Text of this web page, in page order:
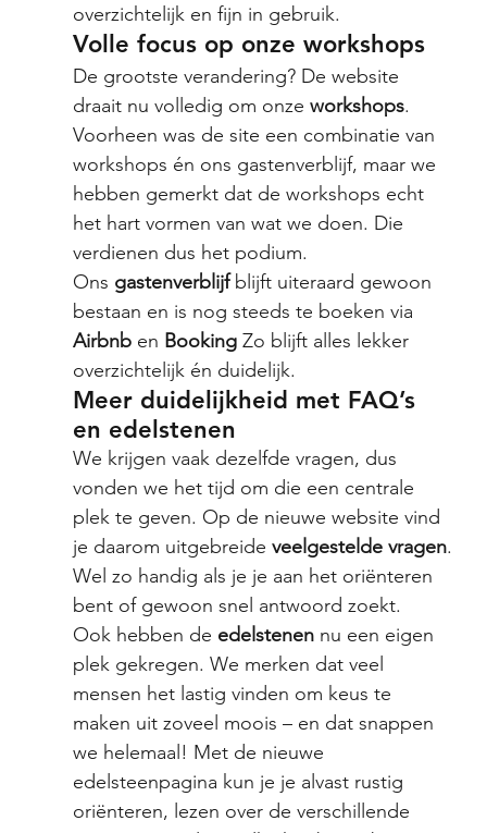
overzichtelijk en fijn in gebruik.
Volle focus op onze workshops
De grootste verandering? De website
draait nu volledig om onze workshops.
Voorheen was de site een combinatie van
workshops én ons gastenverblijf, maar we
hebben gemerkt dat de workshops echt
het hart vormen van wat we doen. Die
verdienen dus het podium.
Ons gastenverblijf blijft uiteraard gewoon
bestaan en is nog steeds te boeken via
Airbnb en Booking Zo blijft alles lekker
overzichtelijk én duidelijk.
Meer duidelijkheid met FAQ’s
en edelstenen
We krijgen vaak dezelfde vragen, dus
vonden we het tijd om die een centrale
plek te geven. Op de nieuwe website vind
je daarom uitgebreide veelgestelde vragen.
Wel zo handig als je je aan het oriënteren
bent of gewoon snel antwoord zoekt.
Ook hebben de edelstenen nu een eigen
plek gekregen. We merken dat veel
mensen het lastig vinden om keus te
maken uit zoveel moois – en dat snappen
we helemaal! Met de nieuwe
edelsteenpagina kun je je alvast rustig
oriënteren, lezen over de verschillende